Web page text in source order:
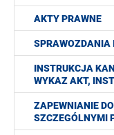
AKTY PRAWNE
SPRAWOZDANIA
INSTRUKCJA
WYKAZ AKT,
ZAPEWNIANIE
SZCZEGÓLNYMI